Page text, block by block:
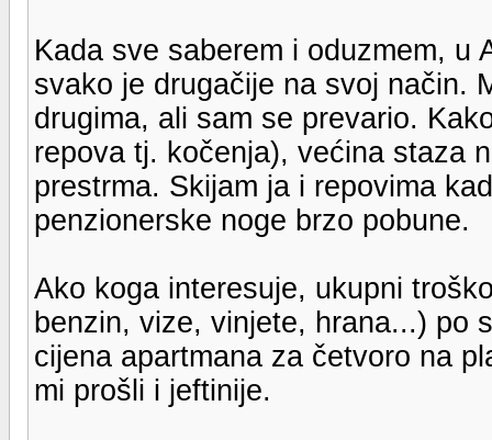
Kada sve saberem i oduzmem, u
svako je drugačije na svoj način.
drugima, ali sam se prevario.
repova tj. kočenja), većina staza
prestrma. Skijam ja i repovima
penzionerske noge brzo pobune.
Ako koga interesuje, ukupni
benzin, vize, vinjete, hrana...) po
cijena apartmana za četvoro na
mi prošli i jeftinije.